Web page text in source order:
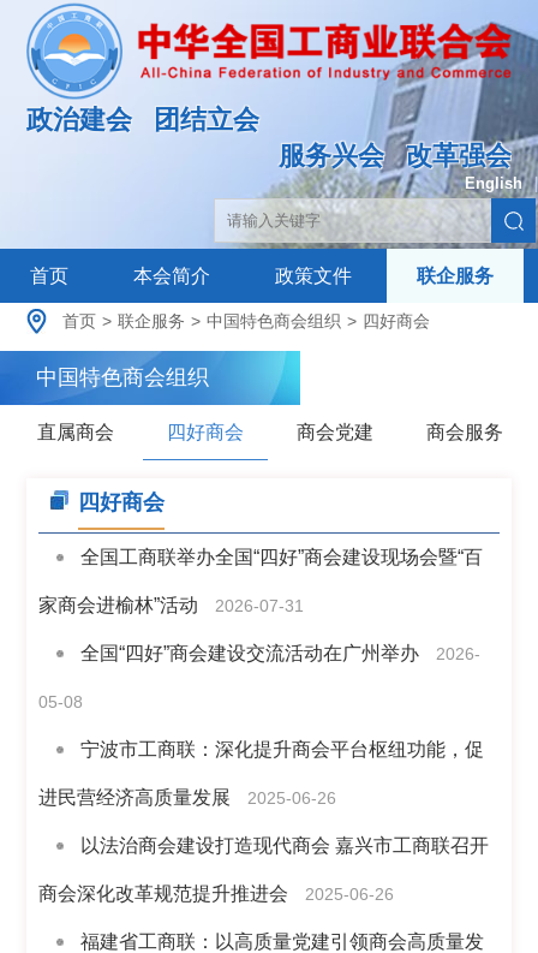
政治建会
团结立会
服务兴会 改革强会
English |
首页 本会简介 政策文件 联企服务
首页 > 联企服务 > 中国特色商会组织 > 四好商会
中国特色商会组织
直属商会 四好商会 商会党建 商会服务
四好商会
全国工商联举办全国“四好”商会建设现场会暨“百
家商会进榆林”活动 2026-07-31
全国“四好”商会建设交流活动在广州举办 2026-
05-08
宁波市工商联：深化提升商会平台枢纽功能，促
进民营经济高质量发展 2025-06-26
以法治商会建设打造现代商会 嘉兴市工商联召开
商会深化改革规范提升推进会 2025-06-26
福建省工商联：以高质量党建引领商会高质量发